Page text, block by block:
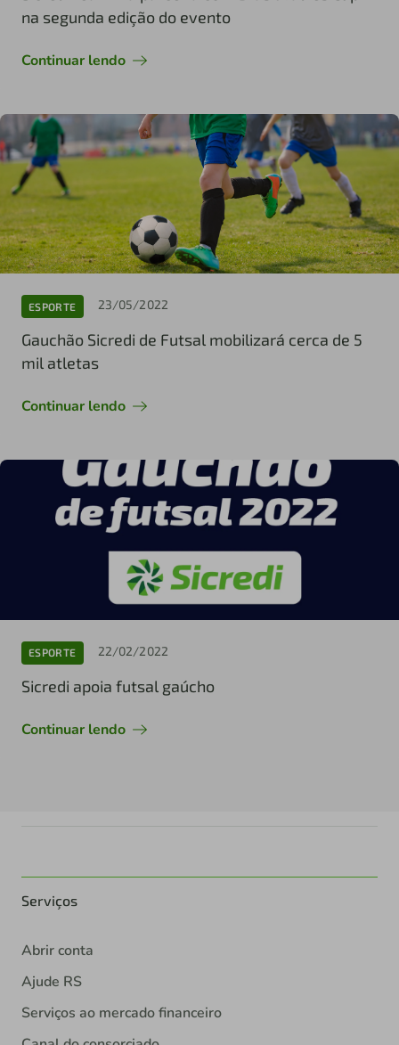
na segunda edição do evento
Continuar lendo
ESPORTE 23/05/2022
Gauchão Sicredi de Futsal mobilizará cerca de 5
mil atletas
Continuar lendo
ESPORTE 22/02/2022
Sicredi apoia futsal gaúcho
Continuar lendo
Serviços
Abrir conta
Ajude RS
Serviços ao mercado financeiro